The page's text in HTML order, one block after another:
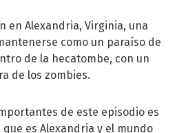
en Alexandria, Virginia, una
como un paraíso de
de la hecatombe, con un
de los zombies.
de este episodio es
es Alexandria y el mundo